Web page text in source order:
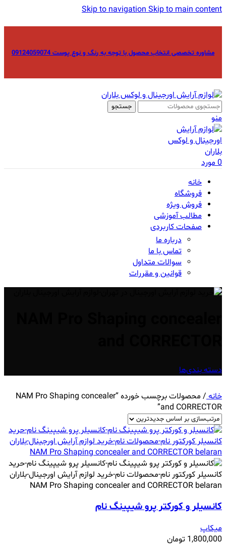
Skip to navigationSkip to main content
مشاوره تخصصی انتخاب محصول با توجه به رنگ و نوع پوست 09124059074
جستجو
منو
0مورد
خانه
فروشگاه
فروش ویژه
مطالب آموزشی
صفحات کاربردی
درباره ما
تماس با ما
سوالات متداول
قوانین و مقررات
دسته بندی‌ها
خانه/
محصولات برچسب خورده “NAM Pro Shaping concealer
and CORRECTOR”
کانسیلر و کورکتر پرو شیپینگ نام
میکاپ
1,800,000 تومان